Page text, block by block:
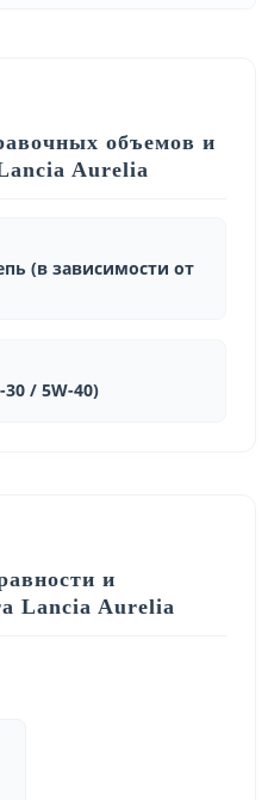
объемов и
Aurelia
(в зависимости от
/ 5W-40)
и
Lancia Aurelia